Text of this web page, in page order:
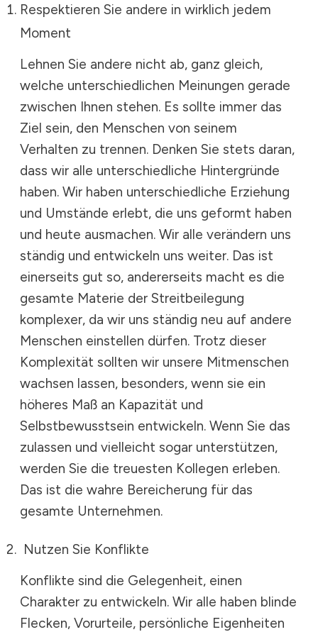
Respektieren Sie andere in wirklich jedem
Moment
Lehnen Sie andere nicht ab, ganz gleich,
welche unterschiedlichen Meinungen gerade
zwischen Ihnen stehen. Es sollte immer das
Ziel sein, den Menschen von seinem
Verhalten zu trennen. Denken Sie stets daran,
dass wir alle unterschiedliche Hintergründe
haben. Wir haben unterschiedliche Erziehung
und Umstände erlebt, die uns geformt haben
und heute ausmachen. Wir alle verändern uns
ständig und entwickeln uns weiter. Das ist
einerseits gut so, andererseits macht es die
gesamte Materie der Streitbeilegung
komplexer, da wir uns ständig neu auf andere
Menschen einstellen dürfen. Trotz dieser
Komplexität sollten wir unsere Mitmenschen
wachsen lassen, besonders, wenn sie ein
höheres Maß an Kapazität und
Selbstbewusstsein entwickeln. Wenn Sie das
zulassen und vielleicht sogar unterstützen,
werden Sie die treuesten Kollegen erleben.
Das ist die wahre Bereicherung für das
gesamte Unternehmen.
Nutzen Sie Konflikte
Konflikte sind die Gelegenheit, einen
Charakter zu entwickeln. Wir alle haben blinde
Flecken, Vorurteile, persönliche Eigenheiten